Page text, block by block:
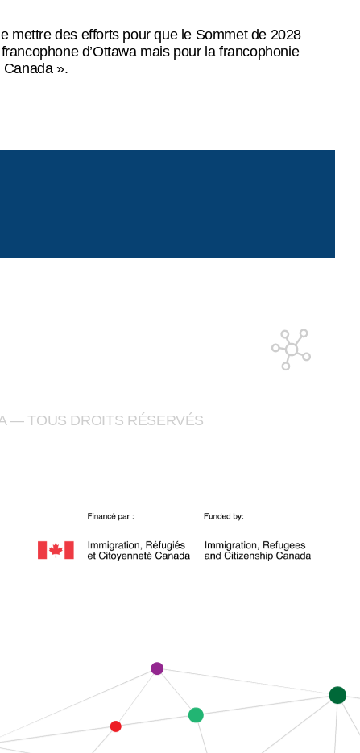
mettre des efforts pour que le Sommet de 2028
d’Ottawa mais pour la francophonie
Canada ».
— TOUS DROITS RÉSERVÉS